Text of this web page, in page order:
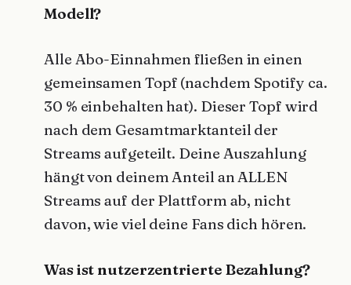
Modell?
Alle Abo-Einnahmen fließen in einen
gemeinsamen Topf (nachdem Spotify ca.
30 % einbehalten hat). Dieser Topf wird
nach dem Gesamtmarktanteil der
Streams aufgeteilt. Deine Auszahlung
hängt von deinem Anteil an ALLEN
Streams auf der Plattform ab, nicht
davon, wie viel deine Fans dich hören.
Was ist nutzerzentrierte Bezahlung?